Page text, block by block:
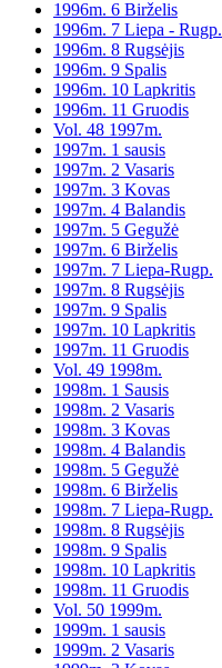
1996m. 6 Birželis
1996m. 7 Liepa - Rugp.
1996m. 8 Rugsėjis
1996m. 9 Spalis
1996m. 10 Lapkritis
1996m. 11 Gruodis
Vol. 48 1997m.
1997m. 1 sausis
1997m. 2 Vasaris
1997m. 3 Kovas
1997m. 4 Balandis
1997m. 5 Gegužė
1997m. 6 Birželis
1997m. 7 Liepa-Rugp.
1997m. 8 Rugsėjis
1997m. 9 Spalis
1997m. 10 Lapkritis
1997m. 11 Gruodis
Vol. 49 1998m.
1998m. 1 Sausis
1998m. 2 Vasaris
1998m. 3 Kovas
1998m. 4 Balandis
1998m. 5 Gegužė
1998m. 6 Birželis
1998m. 7 Liepa-Rugp.
1998m. 8 Rugsėjis
1998m. 9 Spalis
1998m. 10 Lapkritis
1998m. 11 Gruodis
Vol. 50 1999m.
1999m. 1 sausis
1999m. 2 Vasaris